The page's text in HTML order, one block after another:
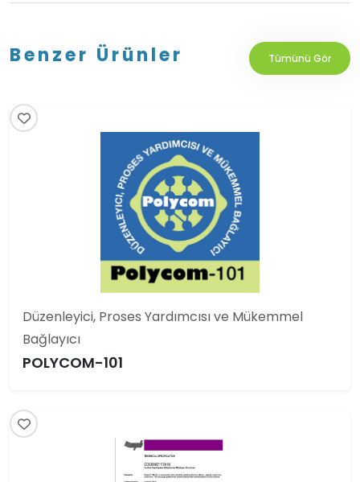
Benzer Ürünler Tümünü Gör
Düzenleyici, Proses Yardımcısı ve Mükemmel
Bağlayıcı
POLYCOM-101